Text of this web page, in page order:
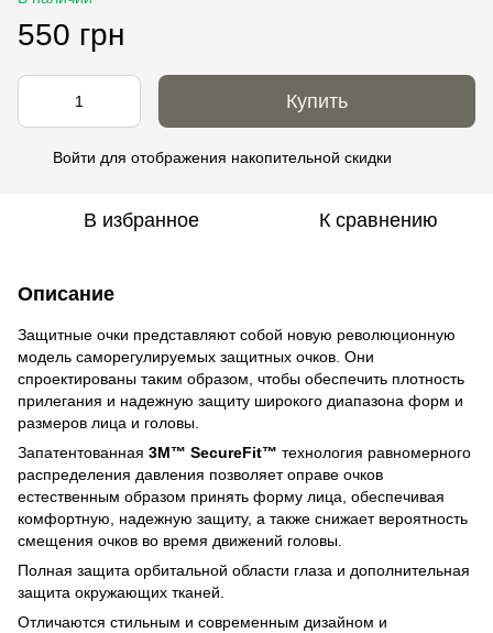
550 грн
Купить
Войти для отображения накопительной скидки
В избранное К сравнению
Описание
Защитные очки представляют собой новую революционную
модель саморегулируемых защитных очков. Они
спроектированы таким образом, чтобы обеспечить плотность
прилегания и надежную защиту широкого диапазона форм и
размеров лица и головы.
Запатентованная 3M™ SecureFit™ технология равномерного
распределения давления позволяет оправе очков
естественным образом принять форму лица, обеспечивая
комфортную, надежную защиту, а также снижает вероятность
смещения очков во время движений головы.
Полная защита орбитальной области глаза и дополнительная
защита окружающих тканей.
Отличаются стильным и современным дизайном и